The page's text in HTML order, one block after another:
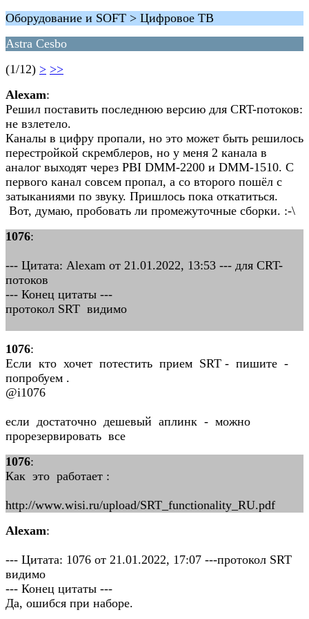
Оборудование и SOFT > Цифровое ТВ
Astra Cesbo
(1/12) > >>
Alexam:
Решил поставить последнюю версию для CRT-потоков:
не взлетело.
Каналы в цифру пропали, но это может быть решилось
перестройкой скремблеров, но у меня 2 канала в
аналог выходят через PBI DMM-2200 и DMM-1510. C
первого канал совсем пропал, а со второго пошёл с
затыканиями по звуку. Пришлось пока откатиться.
Вот, думаю, пробовать ли промежуточные сборки. :-\
1076:
--- Цитата: Alexam от 21.01.2022, 13:53 --- для CRT-
потоков
--- Конец цитаты ---
протокол SRT видимо
1076:
Если кто хочет потестить прием SRT - пишите -
попробуем .
@i1076
если достаточно дешевый аплинк - можно
прорезервировать все
1076:
Как это работает :
http://www.wisi.ru/upload/SRT_functionality_RU.pdf
Alexam:
--- Цитата: 1076 от 21.01.2022, 17:07 ---протокол SRT
видимо
--- Конец цитаты ---
Да, ошибся при наборе.